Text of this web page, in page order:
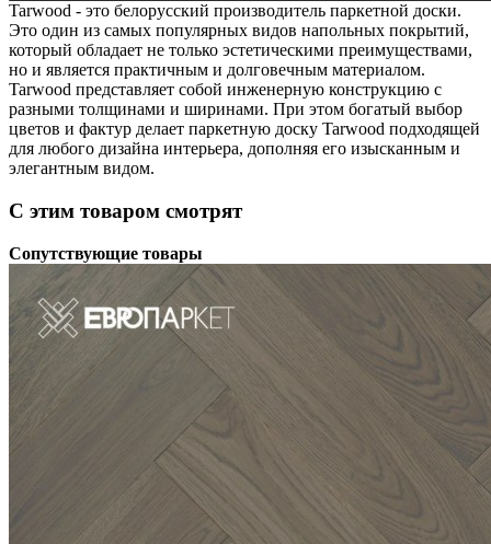
Tarwood - это белорусский производитель паркетной доски.
Это один из самых популярных видов напольных покрытий,
который обладает не только эстетическими преимуществами,
но и является практичным и долговечным материалом.
Tarwood представляет собой инженерную конструкцию с
разными толщинами и ширинами. При этом богатый выбор
цветов и фактур делает паркетную доску Tarwood подходящей
для любого дизайна интерьера, дополняя его изысканным и
элегантным видом.
С этим товаром смотрят
Сопутствующие товары